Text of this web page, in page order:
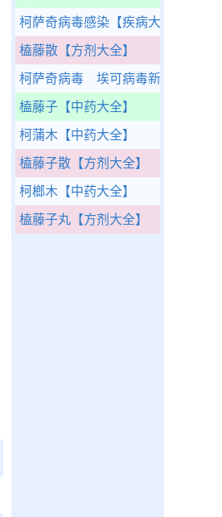
柯萨奇病毒感染 【疾病大全】
榼藤散 【方剂大全】
柯萨奇病毒 埃可病毒新型肠道病
榼藤子 【中药大全】
柯蒲木 【中药大全】
榼藤子散 【方剂大全】
柯榔木 【中药大全】
榼藤子丸 【方剂大全】